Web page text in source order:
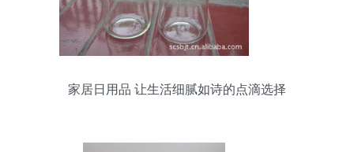
家居日用品 让生活细腻如诗的点滴选择